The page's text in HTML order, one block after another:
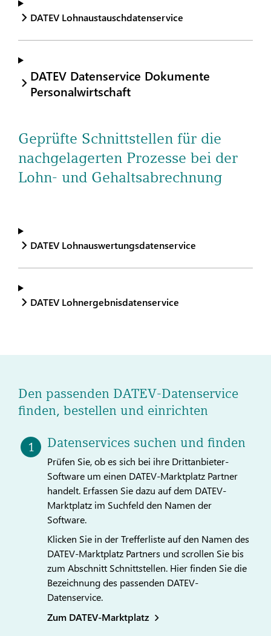
DATEV Lohnaustauschdatenservice
DATEV Datenservice Dokumente
Personalwirtschaft
Geprüfte Schnittstellen für die
nachgelagerten Prozesse bei der
Lohn- und Gehaltsabrechnung
DATEV Lohnauswertungsdatenservice
DATEV Lohnergebnisdatenservice
Den passenden DATEV-Datenservice
finden, bestellen und einrichten
Datenservices suchen und finden
Prüfen Sie, ob es sich bei ihre Drittanbieter-
Software um einen DATEV-Marktplatz Partner
handelt. Erfassen Sie dazu auf dem DATEV-
Marktplatz im Suchfeld den Namen der
Software.
Klicken Sie in der Trefferliste auf den Namen des
DATEV-Marktplatz Partners und scrollen Sie bis
zum Abschnitt Schnittstellen. Hier finden Sie die
Bezeichnung des passenden DATEV-
Datenservice.
Zum DATEV-Marktplatz